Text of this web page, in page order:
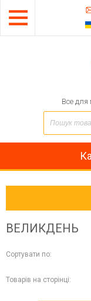
Все для
ВЕЛИКДЕНЬ
Сортувати по:
Товарів на сторінці: